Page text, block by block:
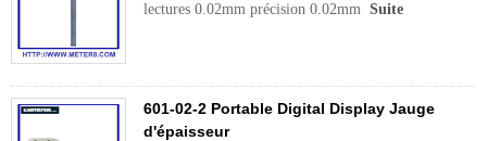
lectures 0.02mm précision 0.02mm Suite
601-02-2 Portable Digital Display Jauge
d'épaisseur